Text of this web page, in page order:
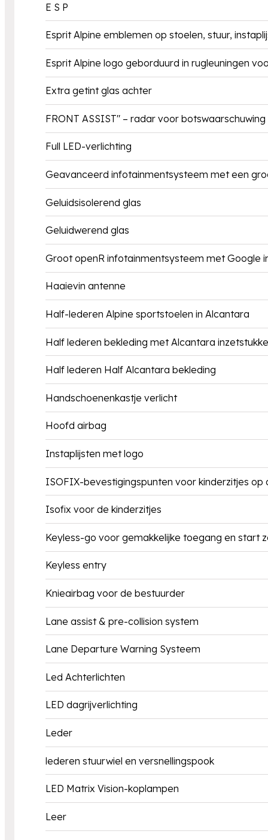
E S P
Esprit Alpine emblemen op stoelen, stuur,
Esprit Alpine logo geborduurd in rugleuningen
Extra getint glas achter
FRONT ASSIST" – radar voor
Full LED-verlichting
Geavanceerd infotainmentsysteem met een
Geluidsisolerend glas
Geluidwerend glas
Groot openR infotainmentsysteem met Google
Haaievin antenne
Half-lederen Alpine sportstoelen in Alcantara
Half lederen bekleding met Alcantara
Half lederen Half Alcantara bekleding
Handschoenenkastje verlicht
Hoofd airbag
Instaplijsten met logo
ISOFIX-bevestigingspunten voor kinderzitjes op
Isofix voor de kinderzitjes
Keyless-go voor gemakkelijke toegang en start
Keyless entry
Knieairbag voor de bestuurder
Lane assist & pre-collision system
Lane Departure Warning Systeem
Led Achterlichten
LED dagrijverlichting
Leder
lederen stuurwiel en versnellingspook
LED Matrix Vision-koplampen
Leer